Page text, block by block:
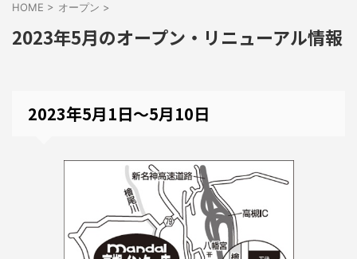
HOME > オープン >
2023年5月のオープン・リニューアル情報
2023年5月1日～5月10日